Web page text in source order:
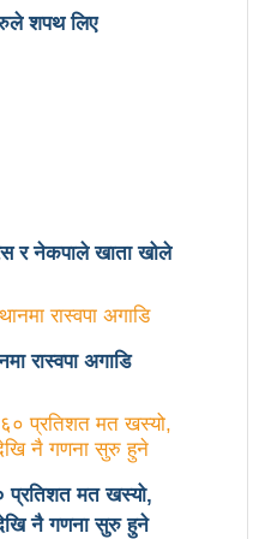
प्रभावशाली
बढी मत: गणना आजै हुने
बढी मत खसेको अनुमान
मतदान शुरु
नआउने गरी काम गर्न
विरुद्ध मत जाहेर
वातावरण बनाउन
शपथ लिए
र नेकपाले खाता खोले
रास्वपा अगाडि
प्रतिशत मत खस्यो,
नै गणना सुरु हुने